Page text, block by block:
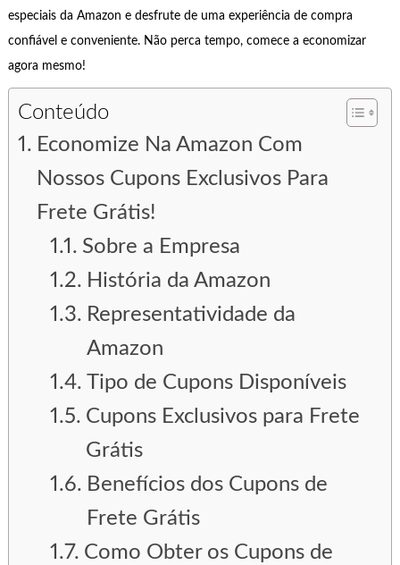
especiais da Amazon e desfrute de uma experiência de compra
confiável e conveniente. Não perca tempo, comece a economizar
agora mesmo!
Conteúdo
Economize Na Amazon Com
Nossos Cupons Exclusivos Para
Frete Grátis!
Sobre a Empresa
História da Amazon
Representatividade da
Amazon
Tipo de Cupons Disponíveis
Cupons Exclusivos para Frete
Grátis
Benefícios dos Cupons de
Frete Grátis
Como Obter os Cupons de